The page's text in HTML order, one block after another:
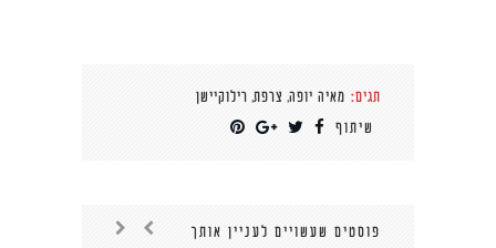
תגים: מאיה יופה, צרפת, רילוקיישן
שיתוף
פוסטים שעשויים לעניין אותך